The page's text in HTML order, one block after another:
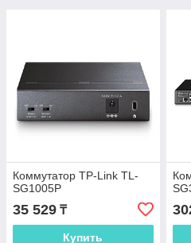
Коммутатор TP-Link TL-
SG1005P
35 529 ₸
Купить